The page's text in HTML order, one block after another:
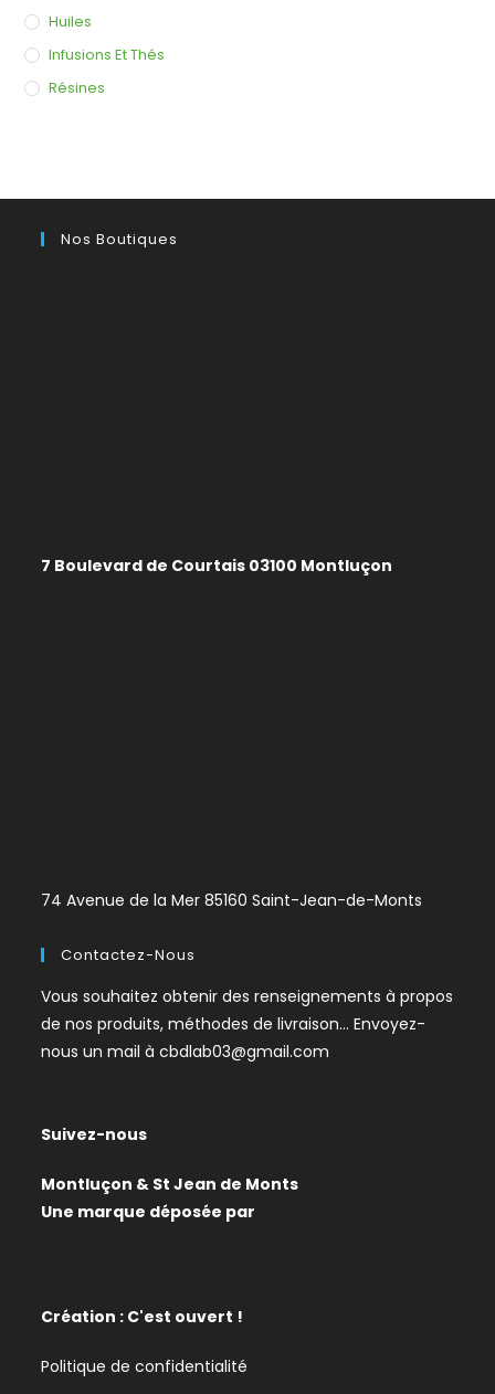
Huiles
Infusions Et Thés
Résines
Nos Boutiques
7 Boulevard de Courtais 03100 Montluçon
74 Avenue de la Mer 85160 Saint-Jean-de-Monts
Contactez-Nous
Vous souhaitez obtenir des renseignements à propos
de nos produits, méthodes de livraison… Envoyez-
nous un mail àcbdlab03@gmail.com
Suivez-nous
Montluçon & St Jean de Monts
Une marque déposée par
Création : C'est ouvert !
Politique de confidentialité